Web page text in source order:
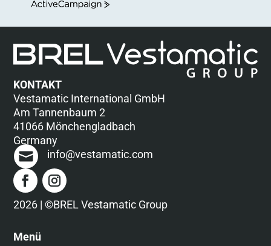
ActiveCampaign
KONTAKT
Vestamatic International GmbH
Am Tannenbaum 2
41066 Mönchengladbach
Germany
info@vestamatic.com
2026 | ©BREL Vestamatic Group
Menü